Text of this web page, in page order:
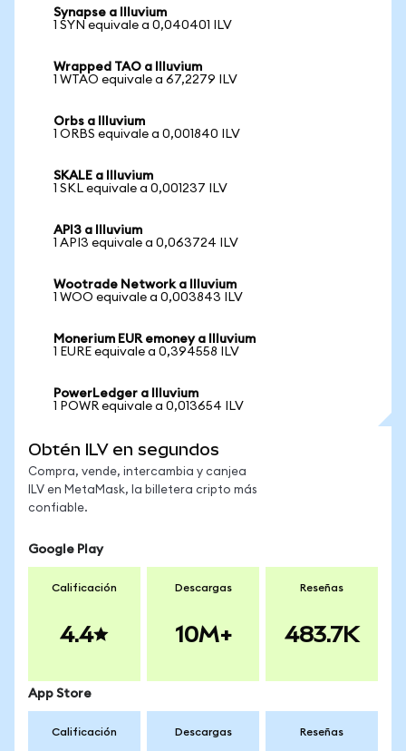
Synapse a Illuvium
1 SYN equivale a 0,040401 ILV
Wrapped TAO a Illuvium
1 WTAO equivale a 67,2279 ILV
Orbs a Illuvium
1 ORBS equivale a 0,001840 ILV
SKALE a Illuvium
1 SKL equivale a 0,001237 ILV
API3 a Illuvium
1 API3 equivale a 0,063724 ILV
Wootrade Network a Illuvium
1 WOO equivale a 0,003843 ILV
Monerium EUR emoney a Illuvium
1 EURE equivale a 0,394558 ILV
PowerLedger a Illuvium
1 POWR equivale a 0,013654 ILV
Obtén ILV en segundos
Compra, vende, intercambia y canjea
ILV en MetaMask, la billetera cripto más
confiable.
Google Play
Calificación
4.4
Descargas
10M+
Reseñas
483.7K
App Store
Calificación Descargas Reseñas